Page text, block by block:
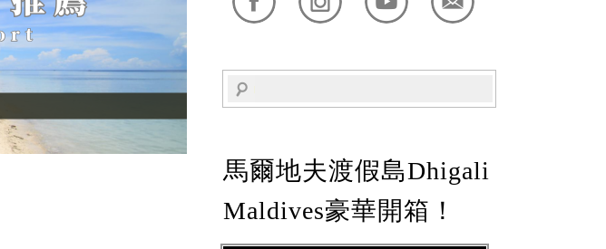
馬爾地夫渡假島Dhigali
Maldives豪華開箱！